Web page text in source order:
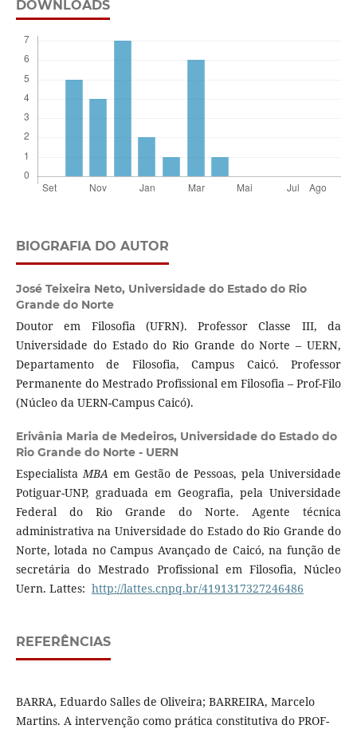
DOWNLOADS
BIOGRAFIA DO AUTOR
José Teixeira Neto, Universidade do Estado do Rio
Grande do Norte
Doutor em Filosofia (UFRN). Professor Classe III, da
Universidade do Estado do Rio Grande do Norte – UERN,
Departamento de Filosofia, Campus Caicó. Professor
Permanente do Mestrado Profissional em Filosofia – Prof-Filo
(Núcleo da UERN-Campus Caicó).
Erivânia Maria de Medeiros, Universidade do Estado do
Rio Grande do Norte - UERN
Especialista MBA em Gestão de Pessoas, pela Universidade
Potiguar-UNP, graduada em Geografia, pela Universidade
Federal do Rio Grande do Norte. Agente técnica
administrativa na Universidade do Estado do Rio Grande do
Norte, lotada no Campus Avançado de Caicó, na função de
secretária do Mestrado Profissional em Filosofia, Núcleo
Uern. Lattes: http://lattes.cnpq.br/4191317327246486
REFERÊNCIAS
BARRA, Eduardo Salles de Oliveira; BARREIRA, Marcelo
Martins. A intervenção como prática constitutiva do PROF-